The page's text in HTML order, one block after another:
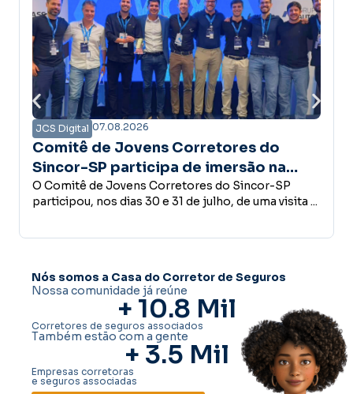
Corretores do
de imersão na
estrutura do Grupo
do Sincor-SP
de julho, de uma visita ...
Campanha Amanhã
confiança é a base do
desenvolvimento
Empreender, investir,
conceder crédito ou abrir
Nós somos a Casa do Corretor de Seguros
Nossa comunidade já reúne
+ 10.8 Mil
Corretores de seguros associados
Também estão com a gente
+ 3.5 Mil
Empresas corretoras
e seguros associadas